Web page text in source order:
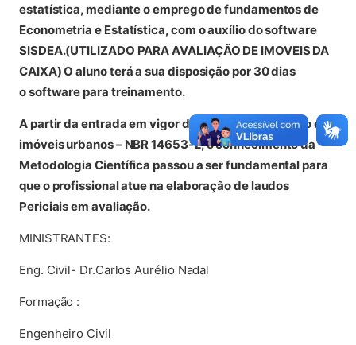
estatística, mediante o emprego de fundamentos de
Econometria e Estatística, com o auxílio do software
SISDEA.(UTILIZADO PARA AVALIAÇÃO DE IMOVEIS DA
CAIXA) O aluno terá a sua disposição por 30 dias
o software para treinamento.
A partir da entrada em vigor da norma de avaliação de
imóveis urbanos – NBR 14653-2, o conhecimento da
Metodologia Científica passou a ser fundamental para
que o profissional atue na elaboração de laudos
Periciais em avaliação.
MINISTRANTES:
Eng. Civil- Dr.Carlos Aurélio Nadal
Formação :
Engenheiro Civil